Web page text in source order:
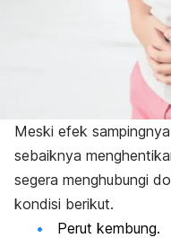
Meski efek
sebaiknya
segera menghubungi
kondisi berikut.
Perut kembung.